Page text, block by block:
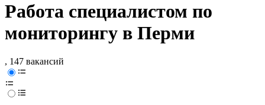
Работа специалистом по
мониторингу в Перми
, 147 вакансий